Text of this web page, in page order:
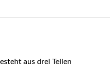
aus drei Teilen